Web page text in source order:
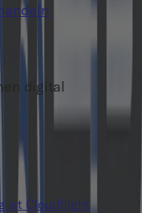
digital
ist Cloudflight